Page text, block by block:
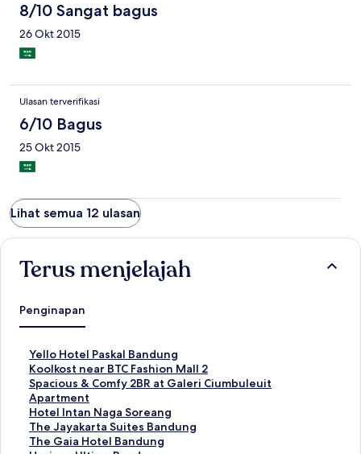
8/10 Sangat bagus
26 Okt 2015
Ulasan terverifikasi
6/10 Bagus
25 Okt 2015
Lihat semua 12 ulasan
Terus menjelajah
Penginapan
Yello Hotel Paskal Bandung
T
a
u
t
a
n
S
Koolkost near BTC Fashion Mall 2
T
a
u
t
a
n
Spacious & Comfy 2BR at Galeri Ciumbuleuit
Apartment
T
a
u
t
a
Hotel Intan Naga Soreang
T
a
u
The Jayakarta Suites Bandung
T
a
The Gaia Hotel Bandung
T